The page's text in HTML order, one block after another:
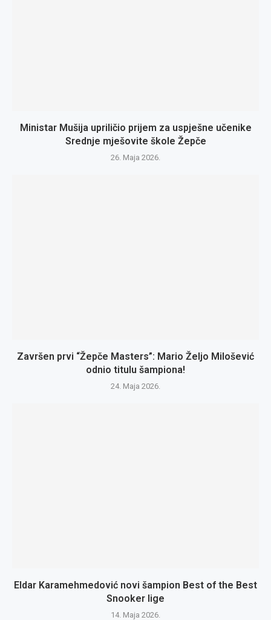
Ministar Mušija upriličio prijem za uspješne učenike
Srednje mješovite škole Žepče
26. Maja 2026.
Završen prvi “Žepče Masters”: Mario Željo Milošević
odnio titulu šampiona!
24. Maja 2026.
Eldar Karamehmedović novi šampion Best of the Best
Snooker lige
14. Maja 2026.